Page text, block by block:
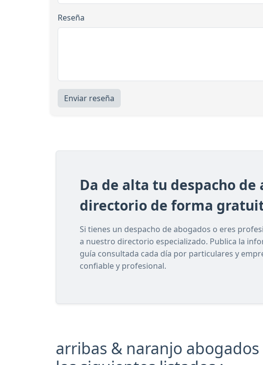
Reseña
Enviar reseña
Da de alta tu despacho
directorio de forma
Si tienes un despacho de abogados o eres
a nuestro directorio especializado. Publica la
guía consultada cada día por particulares y
confiable y profesional.
arribas & naranjo